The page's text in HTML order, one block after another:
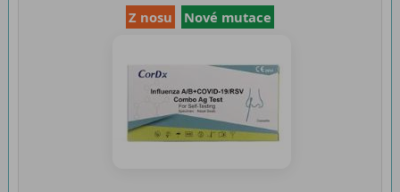
Z nosu
Nové mutace